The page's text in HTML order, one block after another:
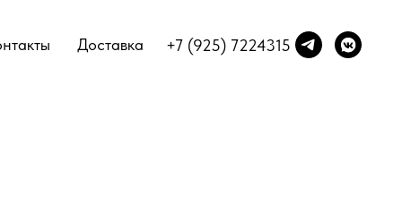
Доставка +7 (925) 7224315